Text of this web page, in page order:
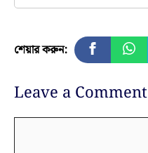
শেয়ার করুন:
Leave a Comment